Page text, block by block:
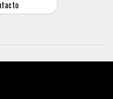
Pirala 29. Madrid, 28017